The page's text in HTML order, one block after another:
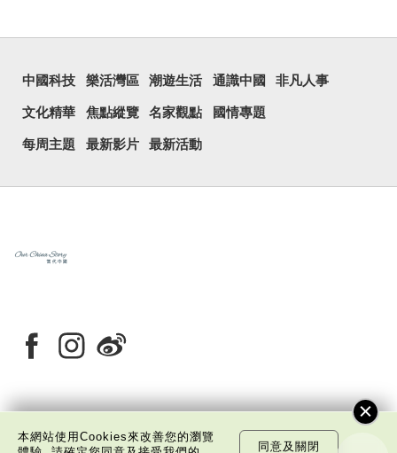
中國科技 樂活灣區 潮遊生活 通識中國 非凡人事
文化精華 焦點縱覽 名家觀點 國情專題
每周主題 最新影片 最新活動
私隱政策聲明 免責聲明
本網站使用Cookies來改善您的瀏覽
同意及關閉